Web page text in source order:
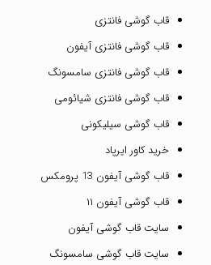
قاب گوشی فانتزی
قاب گوشی فانتزی آیفون
قاب گوشی فانتزی سامسونگ
قاب گوشی فانتزی شیائومی
قاب گوشی سیلیکونی
خرید کاور ایرپاد
قاب گوشی آیفون 13 پرومکس
قاب گوشی آیفون ۱۱
سایت قاب گوشی آیفون
سایت قاب گوشی سامسونگ